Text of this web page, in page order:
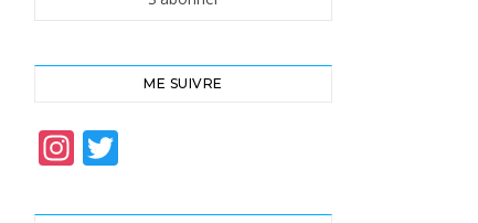
ME SUIVRE
Instagram